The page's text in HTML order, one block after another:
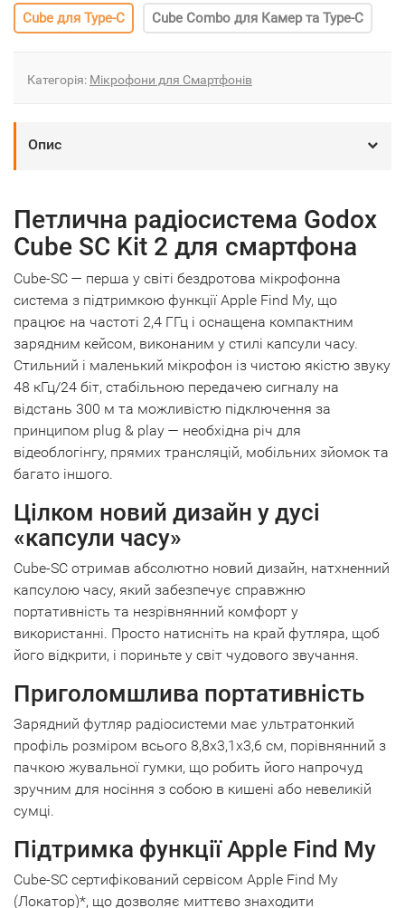
Cube для Type-C Cube Combo для Камер та Type-C
Категорія: Мікрофони для Смартфонів
Опис
Петлична радіосистема Godox
Cube SC Kit 2 для смартфона
Cube-SC — перша у світі бездротова мікрофонна
система з підтримкою функції Apple Find My, що
працює на частоті 2,4 ГГц і оснащена компактним
зарядним кейсом, виконаним у стилі капсули часу.
Стильний і маленький мікрофон із чистою якістю звуку
48 кГц/24 біт, стабільною передачею сигналу на
відстань 300 м та можливістю підключення за
принципом plug & play — необхідна річ для
відеоблогінгу, прямих трансляцій, мобільних зйомок та
багато іншого.
Цілком новий дизайн у дусі
«капсули часу»
Cube-SC отримав абсолютно новий дизайн, натхненний
капсулою часу, який забезпечує справжню
портативність та незрівнянний комфорт у
використанні. Просто натисніть на край футляра, щоб
його відкрити, і пориньте у світ чудового звучання.
Приголомшлива портативність
Зарядний футляр радіосистеми має ультратонкий
профіль розміром всього 8,8x3,1x3,6 см, порівнянний з
пачкою жувальної гумки, що робить його напрочуд
зручним для носіння з собою в кишені або невеликій
сумці.
Підтримка функції Apple Find My
Cube-SC сертифікований сервісом Apple Find My
(Локатор)*, що дозволяє миттєво знаходити